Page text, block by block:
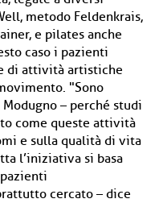
metodo Feldenkrais,
e pilates anche
caso i pazienti
di attività artistiche
"Sono
– perché studi
come queste attività
e sulla qualità di vita
l’iniziativa si basa
cercato – dice